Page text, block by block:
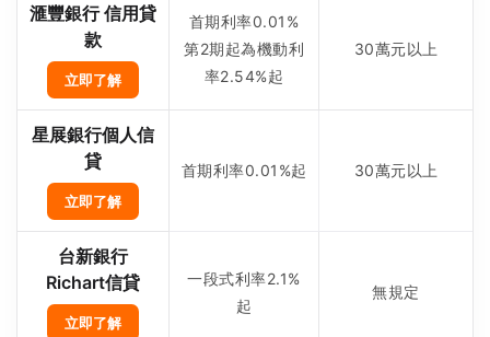
滙豐銀行 信用貸
款
立即了解
首期利率0.01%
第2期起為機動利
率2.54%起
30萬元以上
星展銀行個人信
貸
立即了解
首期利率0.01%起 30萬元以上
台新銀行
Richart信貸
立即了解
一段式利率2.1%
起
無規定